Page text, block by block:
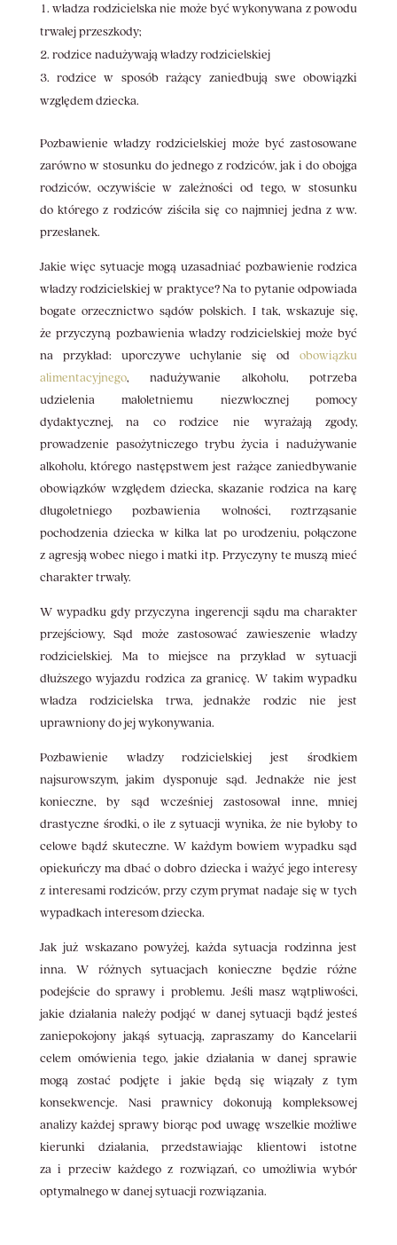
władza rodzicielska nie może być wykonywana z powodu
trwałej przeszkody;
rodzice nadużywają władzy rodzicielskiej
rodzice w sposób rażący zaniedbują swe obowiązki
względem dziecka.
Pozbawienie władzy rodzicielskiej może być zastosowane
zarówno w stosunku do jednego z rodziców, jak i do obojga
rodziców, oczywiście w zależności od tego, w stosunku
do którego z rodziców ziściła się co najmniej jedna z ww.
przesłanek.
Jakie więc sytuacje mogą uzasadniać pozbawienie rodzica
władzy rodzicielskiej w praktyce? Na to pytanie odpowiada
bogate orzecznictwo sądów polskich. I tak, wskazuje się,
że przyczyną pozbawienia władzy rodzicielskiej może być
na przykład: uporczywe uchylanie się odobowiązku
alimentacyjnego, nadużywanie alkoholu, potrzeba
udzielenia małoletniemu niezwłocznej pomocy
dydaktycznej, na co rodzice nie wyrażają zgody,
prowadzenie pasożytniczego trybu życia i nadużywanie
alkoholu, którego następstwem jest rażące zaniedbywanie
obowiązków względem dziecka, skazanie rodzica na karę
długoletniego pozbawienia wolności, roztrząsanie
pochodzenia dziecka w kilka lat po urodzeniu, połączone
z agresją wobec niego i matki itp. Przyczyny te muszą mieć
charakter trwały.
W wypadku gdy przyczyna ingerencji sądu ma charakter
przejściowy, Sąd może zastosować zawieszenie władzy
rodzicielskiej. Ma to miejsce na przykład w sytuacji
dłuższego wyjazdu rodzica za granicę. W takim wypadku
władza rodzicielska trwa, jednakże rodzic nie jest
uprawniony do jej wykonywania.
Pozbawienie władzy rodzicielskiej jest środkiem
najsurowszym, jakim dysponuje sąd. Jednakże nie jest
konieczne, by sąd wcześniej zastosował inne, mniej
drastyczne środki, o ile z sytuacji wynika, że nie byłoby to
celowe bądź skuteczne. W każdym bowiem wypadku sąd
opiekuńczy ma dbać o dobro dziecka i ważyć jego interesy
z interesami rodziców, przy czym prymat nadaje się w tych
wypadkach interesom dziecka.
Jak już wskazano powyżej, każda sytuacja rodzinna jest
inna. W różnych sytuacjach konieczne będzie różne
podejście do sprawy i problemu. Jeśli masz wątpliwości,
jakie działania należy podjąć w danej sytuacji bądź jesteś
zaniepokojony jakąś sytuacją, zapraszamy do Kancelarii
celem omówienia tego, jakie działania w danej sprawie
mogą zostać podjęte i jakie będą się wiązały z tym
konsekwencje. Nasi prawnicy dokonują kompleksowej
analizy każdej sprawy biorąc pod uwagę wszelkie możliwe
kierunki działania, przedstawiając klientowi istotne
za i przeciw każdego z rozwiązań, co umożliwia wybór
optymalnego w danej sytuacji rozwiązania.